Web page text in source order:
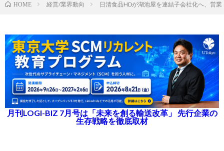
HOME 経営/業界動向 日清食品HDが湖池屋を連結子会社化へ、営
月刊LOGI-BIZ 7月号は「未来を創る輸送改革」 先行企業の
生存戦略を徹底取材